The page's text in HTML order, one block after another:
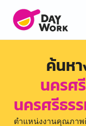
ค้นห
นครศ
นครศรีธร
ตำแหน่งงานคุณภาพ